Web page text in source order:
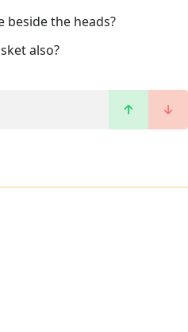
the heads?
also?